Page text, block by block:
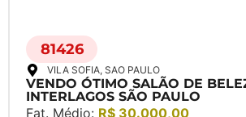
81426
VILA SOFIA, SAO PAULO
VENDO ÓTIMO SALÃO DE
INTERLAGOS SÃO PAULO
Fat. Médio: R$ 30.000,00